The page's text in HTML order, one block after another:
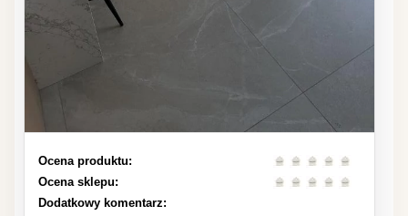
Ocena produktu:
Ocena sklepu:
Dodatkowy komentarz: